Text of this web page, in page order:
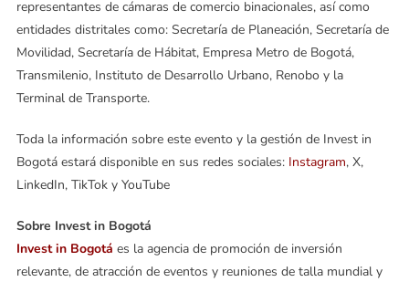
representantes de cámaras de comercio binacionales, así como
entidades distritales como: Secretaría de Planeación, Secretaría de
Movilidad, Secretaría de Hábitat, Empresa Metro de Bogotá,
Transmilenio, Instituto de Desarrollo Urbano, Renobo y la
Terminal de Transporte.
Toda la información sobre este evento y la gestión de Invest in
Bogotá estará disponible en sus redes sociales: Instagram, X,
LinkedIn, TikTok y YouTube
Sobre Invest in Bogotá
Invest in Bogotá es la agencia de promoción de inversión
relevante, de atracción de eventos y reuniones de talla mundial y